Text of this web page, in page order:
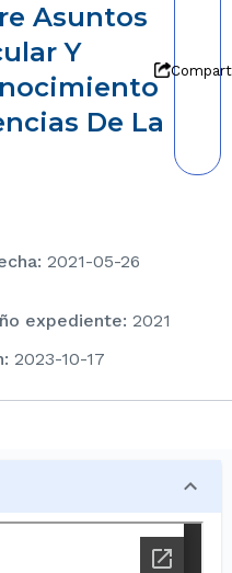
Asuntos
Y
De La
: 2021-05-26
Año expediente: 2021
: 2023-10-17